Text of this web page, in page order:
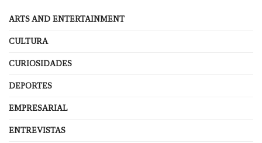
ARTS AND ENTERTAINMENT
CULTURA
CURIOSIDADES
DEPORTES
EMPRESARIAL
ENTREVISTAS